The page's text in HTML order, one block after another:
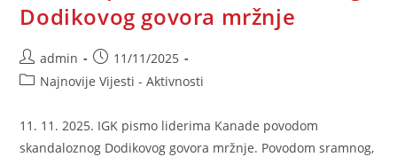
Dodikovog govora mržnje
Post
author:
admin
Post
published:
11/11/2025
PostNajnovije Vijesti - Aktivnosti
11. 11. 2025. IGK pismo liderima Kanade povodom
skandaloznog Dodikovog govora mržnje. Povodom sramnog,